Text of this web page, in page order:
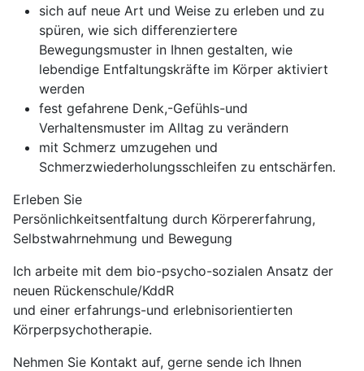
sich auf neue Art und Weise zu erleben und zu
spüren, wie sich differenziertere
Bewegungsmuster in Ihnen gestalten, wie
lebendige Entfaltungskräfte im Körper aktiviert
werden
fest gefahrene Denk,-Gefühls-und
Verhaltensmuster im Alltag zu verändern
mit Schmerz umzugehen und
Schmerzwiederholungsschleifen zu entschärfen.
Erleben Sie
Persönlichkeitsentfaltung durch Körpererfahrung,
Selbstwahrnehmung und Bewegung
Ich arbeite mit dem bio-psycho-sozialen Ansatz der
neuen Rückenschule/KddR
und einer erfahrungs-und erlebnisorientierten
Körperpsychotherapie.
Nehmen Sie Kontakt auf, gerne sende ich Ihnen